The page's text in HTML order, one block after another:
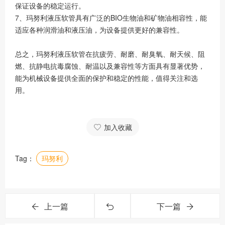
保证设备的稳定运行。
7、玛努利液压软管具有广泛的BIO生物油和矿物油相容性，能
适应各种润滑油和液压油，为设备提供更好的兼容性。
总之，玛努利液压软管在抗疲劳、耐磨、耐臭氧、耐天候、阻
燃、抗静电抗毒腐蚀、耐温以及兼容性等方面具有显著优势，
能为机械设备提供全面的保护和稳定的性能，值得关注和选
用。
加入收藏
Tag： 玛努利
上一篇 下一篇